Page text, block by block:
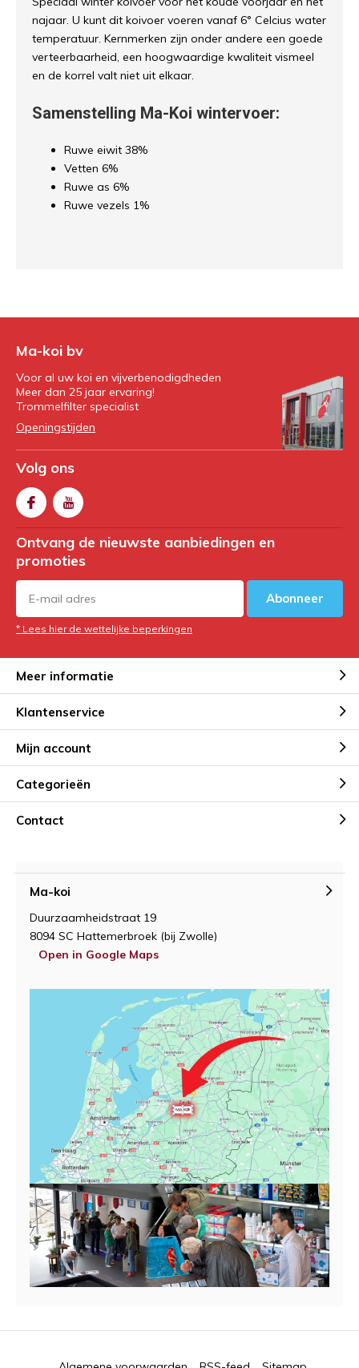
najaar. U kunt dit koivoer voeren vanaf 6° Celcius water
temperatuur. Kernmerken zijn onder andere een goede
verteerbaarheid, een hoogwaardige kwaliteit vismeel
en de korrel valt niet uit elkaar.
Samenstelling Ma-Koi wintervoer:
Ruwe eiwit 38%
Vetten 6%
Ruwe as 6%
Ruwe vezels 1%
Ma-koi bv
Voor al uw koi en vijverbenodigdheden
Meer dan 25 jaar ervaring!
Trommelfilter specialist
Openingstijden
Volg ons
Ontvang de nieuwste aanbiedingen en
promoties
Abonneer
* Lees hier de wettelijke beperkingen
Meer informatie
Klantenservice
Mijn account
Categorieën
Contact
Ma-koi
Duurzaamheidstraat 19
8094 SC Hattemerbroek (bij Zwolle)
Open in Google Maps